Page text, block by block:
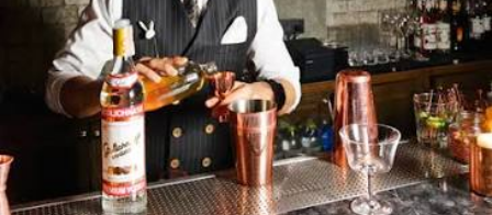
Claim listing Get directions Leave a
Description
หน้าร้านเป็นผนังและประตูไม้ ไม่มีป้ายชื่อร้าน (ตามสไตล์
speakeasy ที่อาศัยการบอกต่อ) แต่เปิดเข้าไปนี่อย่างหรูเลย
เป็นบาร์เครื่องดื่มที่มี signature cocktails หลายชนิด เหล้า
และเบียร์พร้อม